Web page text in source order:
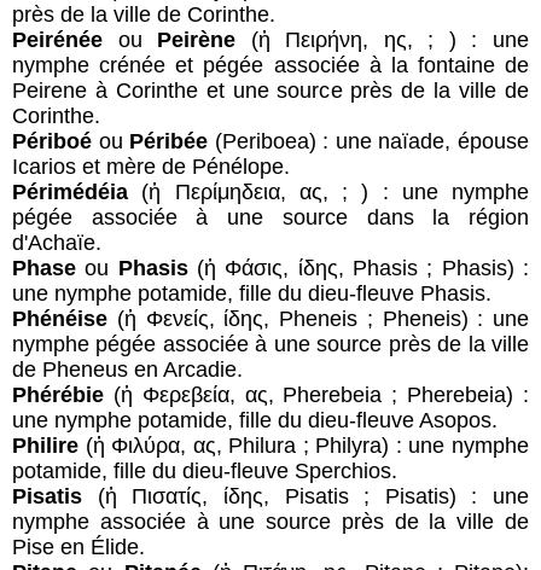
près de la ville de Corinthe.
Peirénée ou Peirène (ἡ Πειρήνη, ης, ; ) : une
nymphe crénée et pégée associée à la fontaine de
Peirene à Corinthe et une source près de la ville de
Corinthe.
Périboé ou Péribée (Periboea) : une naïade, épouse
Icarios et mère de Pénélope.
Périmédéia (ἡ Περίμηδεια, ας, ; ) : une nymphe
pégée associée à une source dans la région
d'Achaïe.
Phase ou Phasis (ἡ Φάσις, ίδης, Phasis ; Phasis) :
une nymphe potamide, fille du dieu-fleuve Phasis.
Phénéise (ἡ Φενείς, ίδης, Pheneis ; Pheneis) : une
nymphe pégée associée à une source près de la ville
de Pheneus en Arcadie.
Phérébie (ἡ Φερεβεία, ας, Pherebeia ; Pherebeia) :
une nymphe potamide, fille du dieu-fleuve Asopos.
Philire (ἡ Φιλύρα, ας, Philura ; Philyra) : une nymphe
potamide, fille du dieu-fleuve Sperchios.
Pisatis (ἡ Πισατίς, ίδης, Pisatis ; Pisatis) : une
nymphe associée à une source près de la ville de
Pise en Élide.